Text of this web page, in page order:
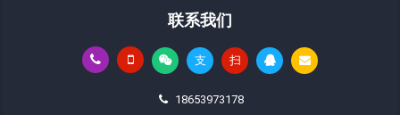
联系我们
支 扫
18653973178